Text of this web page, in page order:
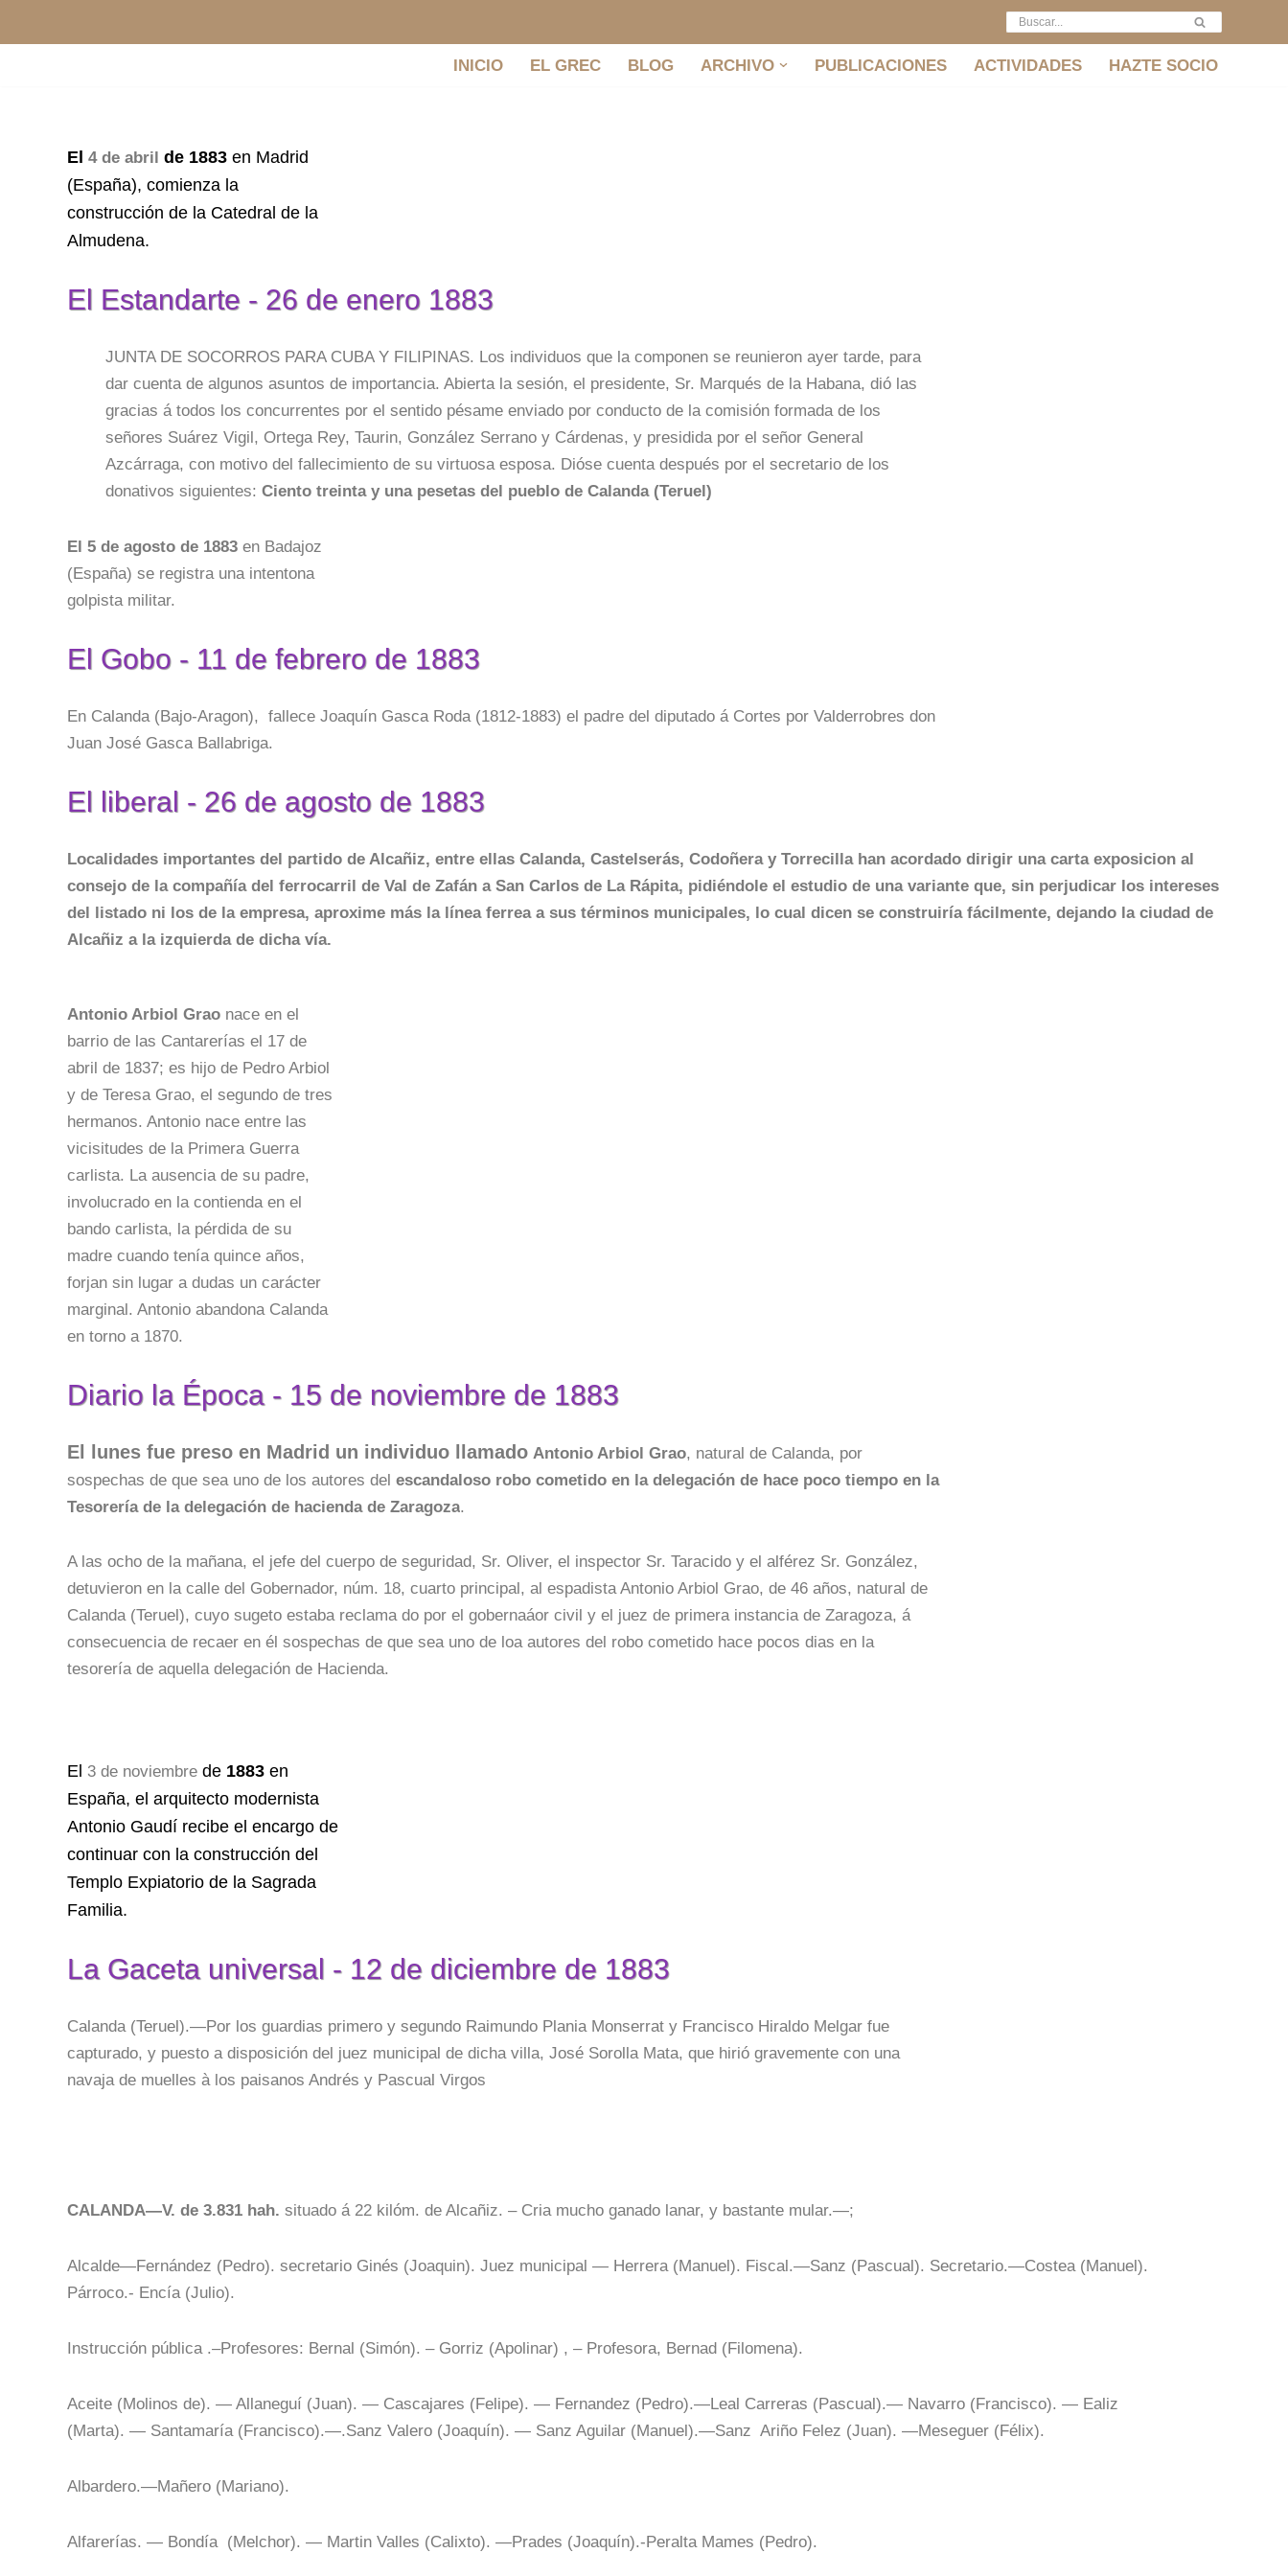
INICIO EL GREC BLOG ARCHIVO PUBLICACIONES ACTIVIDADES HAZTE SOCIO
El 4 de abril de 1883 en Madrid
(España), comienza la
construcción de la Catedral de la
Almudena.
El Estandarte - 26 de enero 1883
JUNTA DE SOCORROS PARA CUBA Y FILIPINAS. Los individuos que la componen se reunieron ayer tarde, para
dar cuenta de algunos asuntos de importancia. Abierta la sesión, el presidente, Sr. Marqués de la Habana, dió las
gracias á todos los concurrentes por el sentido pésame enviado por conducto de la comisión formada de los
señores Suárez Vigil, Ortega Rey, Taurin, González Serrano y Cárdenas, y presidida por el señor General
Azcárraga, con motivo del fallecimiento de su virtuosa esposa. Dióse cuenta después por el secretario de los
donativos siguientes: Ciento treinta y una pesetas del pueblo de Calanda (Teruel)
El 5 de agosto de 1883en Badajoz
(España) se registra una intentona
golpista militar.
El Gobo - 11 de febrero de 1883
En Calanda (Bajo-Aragon), fallece Joaquín Gasca Roda (1812-1883) el padre del diputado á Cortes por Valderrobres don
Juan José Gasca Ballabriga.
El liberal - 26 de agosto de 1883
Localidades importantes del partido de Alcañiz, entre ellas Calanda, Castelserás, Codoñera y Torrecilla han acordado dirigir una carta exposicion al
consejo de la compañía del ferrocarril de Val de Zafán a San Carlos de La Rápita, pidiéndole el estudio de una variante que, sin perjudicar los intereses
del listado ni los de la empresa, aproxime más la línea ferrea a sus términos municipales, lo cual dicen se construiría fácilmente, dejando la ciudad de
Alcañiz a la izquierda de dicha vía.
Antonio Arbiol Graonace en el
barrio de las Cantarerías el 17 de
abril de 1837; es hijo de Pedro Arbiol
y de Teresa Grao, el segundo de tres
hermanos. Antonio nace entre las
vicisitudes de la Primera Guerra
carlista. La ausencia de su padre,
involucrado en la contienda en el
bando carlista, la pérdida de su
madre cuando tenía quince años,
forjan sin lugar a dudas un carácter
marginal. Antonio abandona Calanda
en torno a 1870.
Diario la Época - 15 de noviembre de 1883
El lunes fue preso en Madrid un individuo llamadoAntonio Arbiol Grao, natural de Calanda, por
sospechas de que sea uno de los autores del escandaloso robo cometido en la delegación de hace poco tiempo en la
Tesorería de la delegación de hacienda de Zaragoza.
A las ocho de la mañana, el jefe del cuerpo de seguridad, Sr. Oliver, el inspector Sr. Taracido y el alférez Sr. González,
detuvieron en la calle del Gobernador, núm. 18, cuarto principal, al espadista Antonio Arbiol Grao, de 46 años, natural de
Calanda (Teruel), cuyo sugeto estaba reclama do por el gobernaáor civil y el juez de primera instancia de Zaragoza, á
consecuencia de recaer en él sospechas de que sea uno de loa autores del robo cometido hace pocos dias en la
tesorería de aquella delegación de Hacienda.
El 3 de noviembrede 1883 en
España, el arquitecto modernista
Antonio Gaudí recibe el encargo de
continuar con la construcción del
Templo Expiatorio de la Sagrada
Familia.
La Gaceta universal - 12 de diciembre de 1883
Calanda (Teruel).—Por los guardias primero y segundo Raimundo Plania Monserrat y Francisco Hiraldo Melgar fue
capturado, y puesto a disposición del juez municipal de dicha villa, José Sorolla Mata, que hirió gravemente con una
navaja de muelles à los paisanos Andrés y Pascual Virgos
CALANDA—V. de 3.831 hah. situado á 22 kilóm. de Alcañiz. – Cria mucho ganado lanar, y bastante mular.—;
Alcalde—Fernández (Pedro). secretario Ginés (Joaquin). Juez municipal — Herrera (Manuel). Fiscal.—Sanz (Pascual). Secretario.—Costea (Manuel).
Párroco.- Encía (Julio).
Instrucción pública .–Profesores: Bernal (Simón). – Gorriz (Apolinar) , – Profesora, Bernad (Filomena).
Aceite (Molinos de). — Allaneguí (Juan). — Cascajares (Felipe). — Fernandez (Pedro).—Leal Carreras (Pascual).— Navarro (Francisco). — Ealiz
(Marta). — Santamaría (Francisco).—.Sanz Valero (Joaquín). — Sanz Aguilar (Manuel).—Sanz Ariño Felez (Juan). —Meseguer (Félix).
Albardero.—Mañero (Mariano).
Alfarerías. — Bondía (Melchor). — Martin Valles (Calixto). —Prades (Joaquín).-Peralta Mames (Pedro).